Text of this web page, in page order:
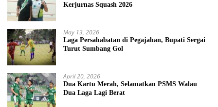
Kerjurnas Squash 2026
May 13, 2026
Laga Persahabatan di Pegajahan, Bupati Sergai
Turut Sumbang Gol
April 20, 2026
Dua Kartu Merah, Selamatkan PSMS Walau
Dua Laga Lagi Berat